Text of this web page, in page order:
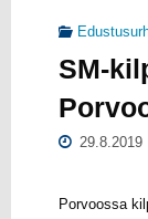
SM-
29.8.2019
Porvoossa